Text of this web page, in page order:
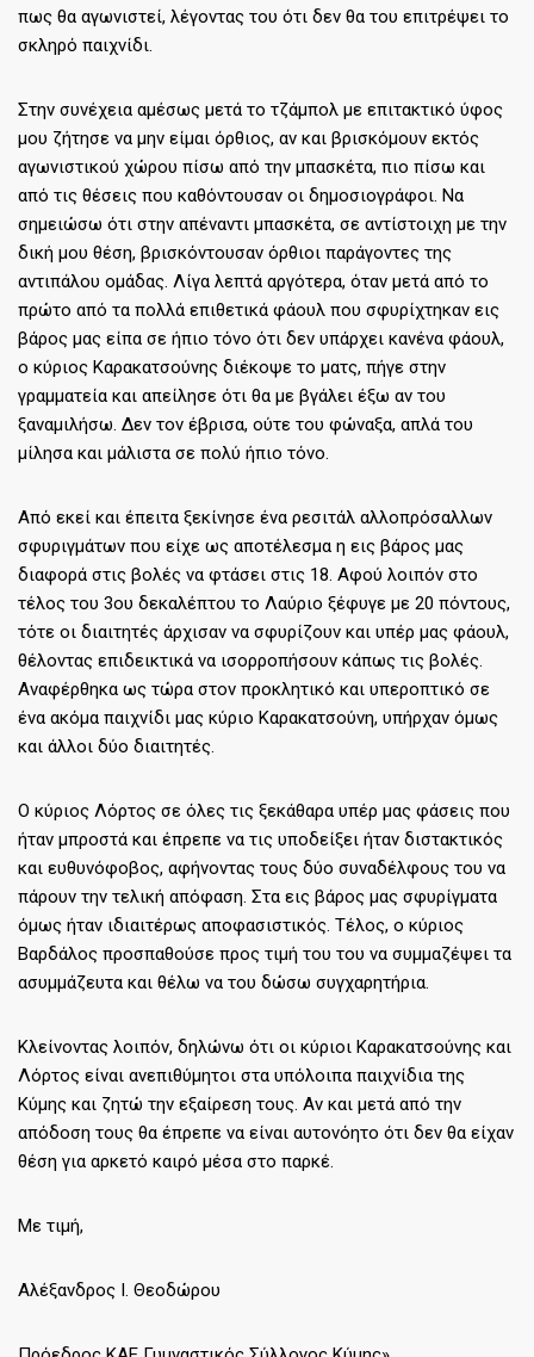
πως θα αγωνιστεί, λέγοντας του ότι δεν θα του επιτρέψει το
σκληρό παιχνίδι.
Στην συνέχεια αμέσως μετά το τζάμπολ με επιτακτικό ύφος
μου ζήτησε να μην είμαι όρθιος, αν και βρισκόμουν εκτός
αγωνιστικού χώρου πίσω από την μπασκέτα, πιο πίσω και
από τις θέσεις που καθόντουσαν οι δημοσιογράφοι. Να
σημειώσω ότι στην απέναντι μπασκέτα, σε αντίστοιχη με την
δική μου θέση, βρισκόντουσαν όρθιοι παράγοντες της
αντιπάλου ομάδας. Λίγα λεπτά αργότερα, όταν μετά από το
πρώτο από τα πολλά επιθετικά φάουλ που σφυρίχτηκαν εις
βάρος μας είπα σε ήπιο τόνο ότι δεν υπάρχει κανένα φάουλ,
ο κύριος Καρακατσούνης διέκοψε το ματς, πήγε στην
γραμματεία και απείλησε ότι θα με βγάλει έξω αν του
ξαναμιλήσω. Δεν τον έβρισα, ούτε του φώναξα, απλά του
μίλησα και μάλιστα σε πολύ ήπιο τόνο.
Από εκεί και έπειτα ξεκίνησε ένα ρεσιτάλ αλλοπρόσαλλων
σφυριγμάτων που είχε ως αποτέλεσμα η εις βάρος μας
διαφορά στις βολές να φτάσει στις 18. Αφού λοιπόν στο
τέλος του 3ου δεκαλέπτου το Λαύριο ξέφυγε με 20 πόντους,
τότε οι διαιτητές άρχισαν να σφυρίζουν και υπέρ μας φάουλ,
θέλοντας επιδεικτικά να ισορροπήσουν κάπως τις βολές.
Αναφέρθηκα ως τώρα στον προκλητικό και υπεροπτικό σε
ένα ακόμα παιχνίδι μας κύριο Καρακατσούνη, υπήρχαν όμως
και άλλοι δύο διαιτητές.
Ο κύριος Λόρτος σε όλες τις ξεκάθαρα υπέρ μας φάσεις που
ήταν μπροστά και έπρεπε να τις υποδείξει ήταν διστακτικός
και ευθυνόφοβος, αφήνοντας τους δύο συναδέλφους του να
πάρουν την τελική απόφαση. Στα εις βάρος μας σφυρίγματα
όμως ήταν ιδιαιτέρως αποφασιστικός. Τέλος, ο κύριος
Βαρδάλος προσπαθούσε προς τιμή του του να συμμαζέψει τα
ασυμμάζευτα και θέλω να του δώσω συγχαρητήρια.
Κλείνοντας λοιπόν, δηλώνω ότι οι κύριοι Καρακατσούνης και
Λόρτος είναι ανεπιθύμητοι στα υπόλοιπα παιχνίδια της
Κύμης και ζητώ την εξαίρεση τους. Αν και μετά από την
απόδοση τους θα έπρεπε να είναι αυτονόητο ότι δεν θα είχαν
θέση για αρκετό καιρό μέσα στο παρκέ.
Με τιμή,
Αλέξανδρος Ι. Θεοδώρου